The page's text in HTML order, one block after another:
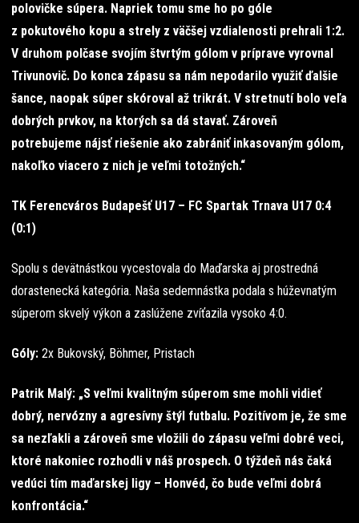
polovičke súpera. Napriek tomu sme ho po góle
z pokutového kopu a strely z väčšej vzdialenosti prehrali 1:2.
V druhom polčase svojím štvrtým gólom v príprave vyrovnal
Trivunovič. Do konca zápasu sa nám nepodarilo využiť ďalšie
šance, naopak súper skóroval až trikrát. V stretnutí bolo veľa
dobrých prvkov, na ktorých sa dá stavať. Zároveň
potrebujeme nájsť riešenie ako zabrániť inkasovaným gólom,
nakoľko viacero z nich je veľmi totožných.“
TK Ferencváros Budapešť U17 – FC Spartak Trnava U17 0:4
(0:1)
Spolu s devätnástkou vycestovala do Maďarska aj prostredná
dorastenecká kategória. Naša sedemnástka podala s húževnatým
súperom skvelý výkon a zaslúžene zvíťazila vysoko 4:0.
Góly: 2x Bukovský, Böhmer, Pristach
Patrik Malý: „S veľmi kvalitným súperom sme mohli vidieť
dobrý, nervózny a agresívny štýl futbalu. Pozitívom je, že sme
sa nezľakli a zároveň sme vložili do zápasu veľmi dobré veci,
ktoré nakoniec rozhodli v náš prospech. O týždeň nás čaká
vedúci tím maďarskej ligy – Honvéd, čo bude veľmi dobrá
konfrontácia.“